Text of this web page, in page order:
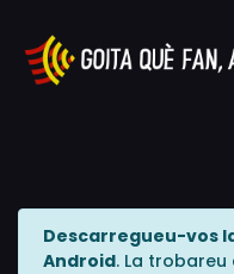
Descarregueu-vos
Android. La trobareu